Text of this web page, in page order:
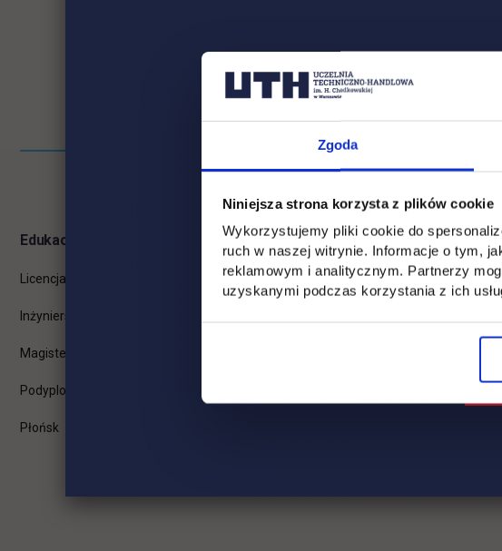
Zgoda
Niniejsza strona korzysta z plików cookie
Wykorzystujemy pliki cookie do
ruch w naszej witrynie. Informacje o tym,
reklamowym i analitycznym. Partnerzy
uzyskanymi podczas korzystania z ich
Informacje w stopce
Edukacja
Licencjackie
Inżynierskie
Magisterskie
Podyplomowe
Płońsk
Student
Wirtualna uczelnia
Uczelnia
Misja